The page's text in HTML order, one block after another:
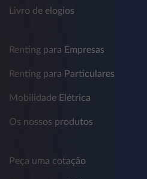
Livro de elogios
Renting para Empresas
Renting para Particulares
Mobilidade Elétrica
Os nossos produtos
Peça uma cotação